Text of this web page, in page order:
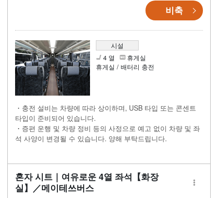
비축
시설
4 열
휴게실
휴게실 / 배터리 충전
・충전 설비는 차량에 따라 상이하며, USB 타입 또는 콘센트
타입이 준비되어 있습니다.
・증편 운행 및 차량 정비 등의 사정으로 예고 없이 차량 및 좌
석 사양이 변경될 수 있습니다. 양해 부탁드립니다.
혼자 시트｜여유로운 4열 좌석【화장
실】／메이테쓰버스